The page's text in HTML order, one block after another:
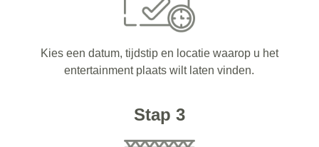
Kies een datum, tijdstip en locatie waarop u het
entertainment plaats wilt laten vinden.
Stap 3